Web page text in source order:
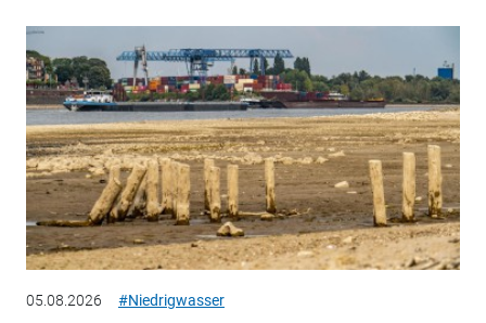
05.08.2026 #Niedrigwasser